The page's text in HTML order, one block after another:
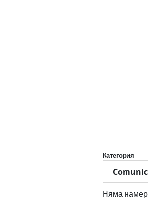
Категория
Няма